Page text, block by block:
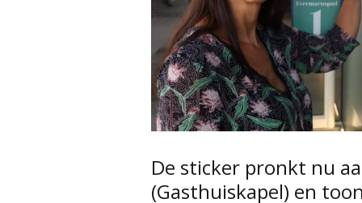
De sticker pronkt nu
(Gasthuiskapel) en